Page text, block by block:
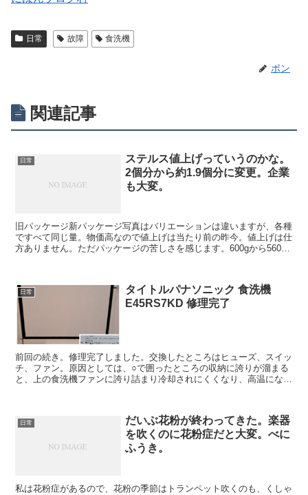
日常 故障 食洗機
ポン
関連記事
日常
ステルス値上げっていうのかな。
2個分から約1.9個分に変更。企業
も大変。
旧パッケージ新パッケージ写真はバリエーションは違いますが、各種
ですべて同じ量。物価高なので値上げは当たり前の昨今。値上げは仕
方ありません。ただパッケージの苦しさを感じます。600gから560g
日常
タイトルパナソニック 食洗機
E45RS7KD 修理完了
前回の続き。修理完了しました。交換したところはヒューズ、スイッ
チ、ファン。原因としては、○で囲ったところの収納に誇りが溜まる
と、上の食洗機ファンに誇り詰まり冷却されにくくなり、高温になり
日常
だいぶ花粉が終わってきた。楽器
を吹くのに花粉症だと大変。べに
ふうき。
私は花粉症があるので、花粉の季節はトランペット吹くのも、くしゃ